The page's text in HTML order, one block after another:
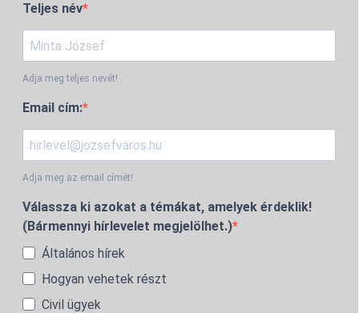
Teljes név
Adja meg teljes nevét!
Email cím:
Adja meg az email címét!
Válassza ki azokat a témákat, amelyek érdeklik!
(Bármennyi hírlevelet megjelölhet.)
Általános hírek
Hogyan vehetek részt
Civil ügyek